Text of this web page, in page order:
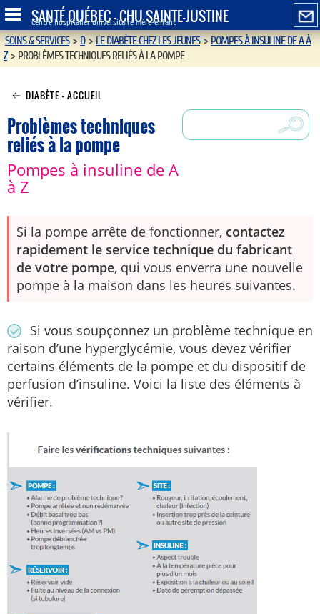
SANTÉ QUÉBEC - CHU SAINTE-JUSTINE
Centre hospitalier universitaire mère-enfant
SOINS & SERVICES>D>LE DIABÈTE CHEZ LES JEUNES>POMPES À INSULINE DE A À
Z > PROBLÈMES TECHNIQUES RELIÉS À LA POMPE
DIABÈTE - ACCUEIL
Problèmes techniques
reliés à la pompe
Pompes à insuline de A
à Z
Si la pompe arrête de fonctionner, contactez
rapidement le service technique du fabricant
de votre pompe, qui vous enverra une nouvelle
pompe à la maison dans les heures suivantes.
Si vous soupçonnez un problème technique en
raison d’une hyperglycémie, vous devez vérifier
certains éléments de la pompe et du dispositif de
perfusion d’insuline. Voici la liste des éléments à
vérifier.